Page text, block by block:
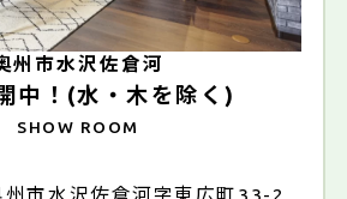
州市水沢佐倉河
中！(水・木を除く)
SHOW ROOM
州市水沢佐倉河字東広町33-2